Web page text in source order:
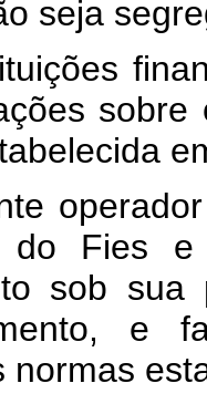
seja
sobre
do Fies
sob sua
e
normas